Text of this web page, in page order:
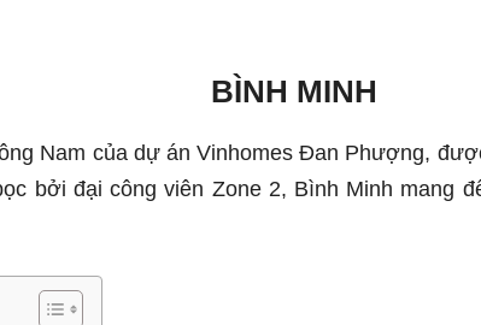
BÌNH MINH
Nam của dự án Vinhomes Đan Phượng,
bởi đại công viên Zone 2, Bình Minh mang